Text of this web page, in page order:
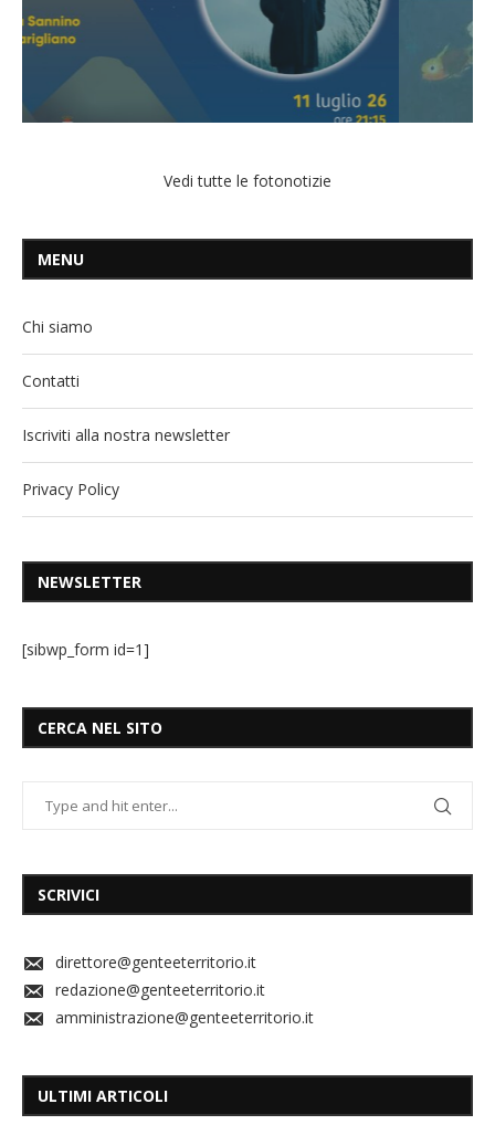
Vedi tutte le fotonotizie
MENU
Chi siamo
Contatti
Iscriviti alla nostra newsletter
Privacy Policy
NEWSLETTER
[sibwp_form id=1]
CERCA NEL SITO
SCRIVICI
direttore@genteeterritorio.it
redazione@genteeterritorio.it
amministrazione@genteeterritorio.it
ULTIMI ARTICOLI